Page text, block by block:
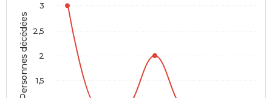
Personnes décédées 1,5
2
2,5
3